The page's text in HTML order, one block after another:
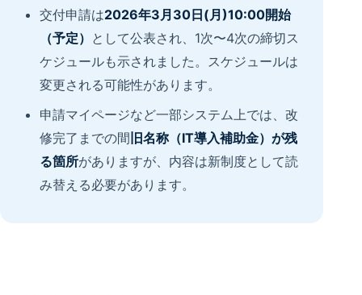
交付申請は2026年3月30日(月)10:00開始
（予定） として公表され、1次〜4次の締切ス
ケジュールも示されました。スケジュールは
変更される可能性があります。
申請マイページなど一部システム上では、改
修完了までの間旧名称（IT導入補助金）が残
る箇所がありますが、内容は新制度として読
み替える必要があります。